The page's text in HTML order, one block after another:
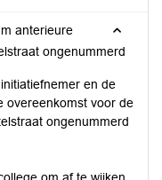
anterieure
ongenummerd
en de
overeenkomst voor de
ongenummerd